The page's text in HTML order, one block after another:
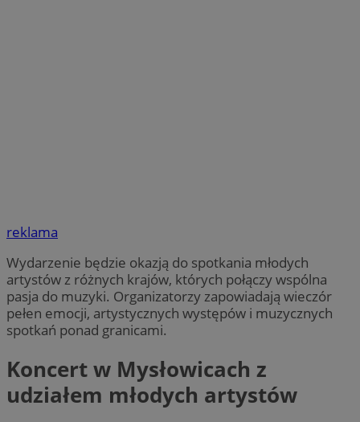
reklama
Wydarzenie będzie okazją do spotkania młodych
artystów z różnych krajów, których połączy wspólna
pasja do muzyki. Organizatorzy zapowiadają wieczór
pełen emocji, artystycznych występów i muzycznych
spotkań ponad granicami.
Koncert w Mysłowicach z
udziałem młodych artystów